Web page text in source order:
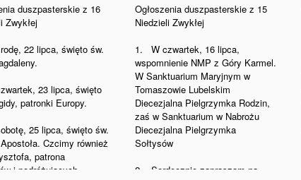
duszpasterskie z 16
Zwykłej
22 lipca, święto św.
23 lipca, święto
patronki Europy.
25 lipca, święto św.
Czcimy również
patrona
i podróżujących.
Ogłoszenia duszpasterskie z 15
Niedzieli Zwykłej
1. W czwartek, 16 lipca,
wspomnienie NMP z Góry Karmel.
W Sanktuarium Maryjnym w
Tomaszowie Lubelskim
Diecezjalna Pielgrzymka Rodzin,
zaś w Sanktuarium w Nabrożu
Diecezjalna Pielgrzymka
Sołtysów
2. Serdecznie zapraszam na